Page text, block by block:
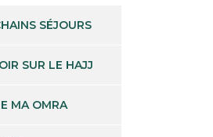
SÉJOURS
SUR LE HAJJ
MA OMRA